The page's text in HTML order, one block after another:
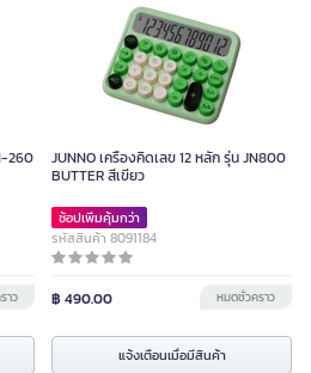
260
าว
JUNNO เครื่องคิดเลข 12 หลัก รุ่น JN800
BUTTER สีเขียว
ช้อปเพิ่มคุ้มกว่า
รหัสสินค้า 8091184
฿ 490.00 หมดชั่วคราว
แจ้งเตือนเมื่อมีสินค้า